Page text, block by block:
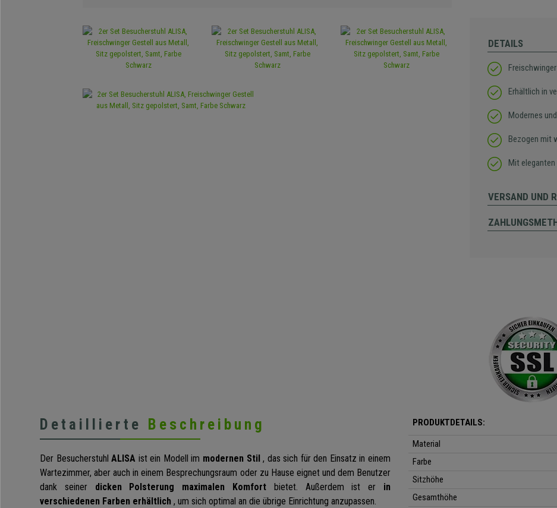
DETAILS
Erhältlich in
Modernes
Bezogen mit
Mit
VERSAND UND
Detaillierte Beschreibung
Der BesucherstuhlALISA ist ein Modell im modernen Stil, das sich für den Einsatz in einem
Wartezimmer, aber auch in einem Besprechungsraum oder zu Hause eignet und dem Benutzer
dank seiner dicken Polsterung maximalen Komfort bietet. Außerdem ist er in
verschiedenen Farben erhältlich , um sich optimal an die übrige Einrichtung anzupassen.
PRODUKTDETAILS:
Material
Farbe
Sitzhöhe
Gesamthöhe